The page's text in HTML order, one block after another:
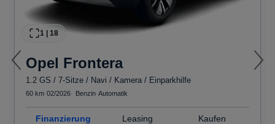
1 | 18
Opel Frontera
1.2 GS / 7-Sitze / Navi / Kamera / Einparkhilfe
60 km 02/2026 Benzin Automatik
Finanzierung Leasing Kaufen